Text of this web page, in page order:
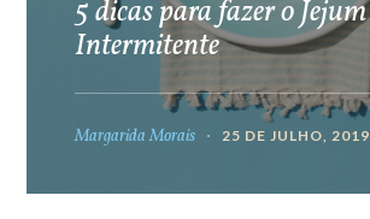
5 dicas para fazer o Jejum
Intermitente
Margarida Morais 25 DE JULHO, 2019